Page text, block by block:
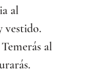
al
vestido.
al